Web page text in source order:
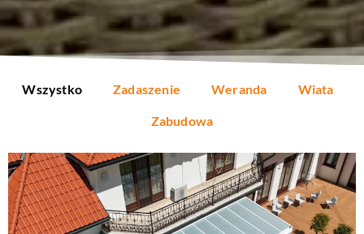
Wszystko Zadaszenie Weranda Wiata
Zabudowa